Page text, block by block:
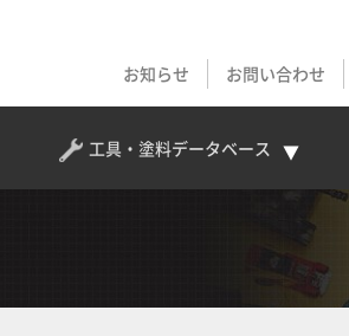
お知らせ
お問い合わせ
工具・塗料データベース